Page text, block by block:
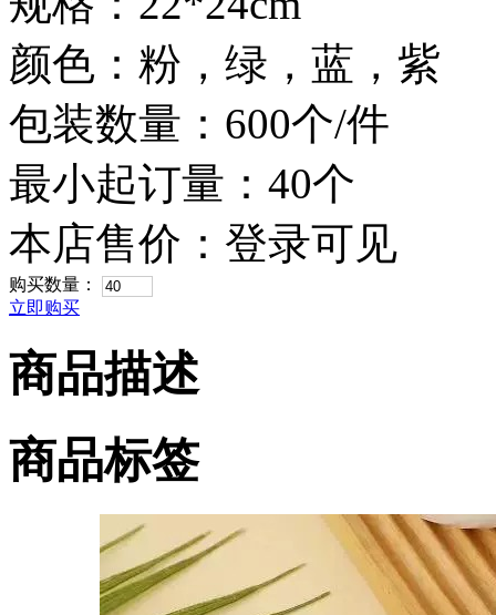
颜色：粉，绿，蓝，紫
包装数量：600个/件
最小起订量：40个
本店售价： 登录可见
购买数量：
立即购买
商品描述
商品标签